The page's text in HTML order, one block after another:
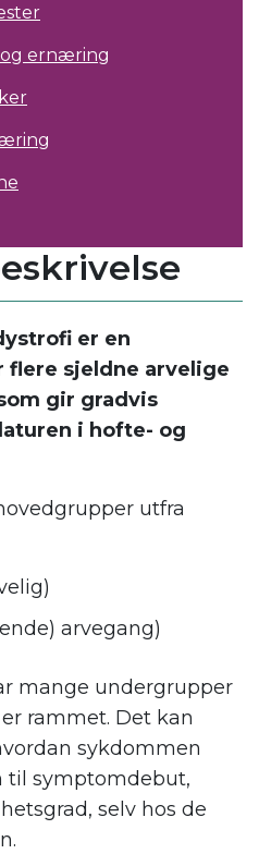
ernæring
er en
flere sjeldne arvelige
gir gradvis
i hofte- og
utfra
arvegang)
mange undergrupper
rammet. Det kan
sykdommen
til symptomdebut,
selv hos de